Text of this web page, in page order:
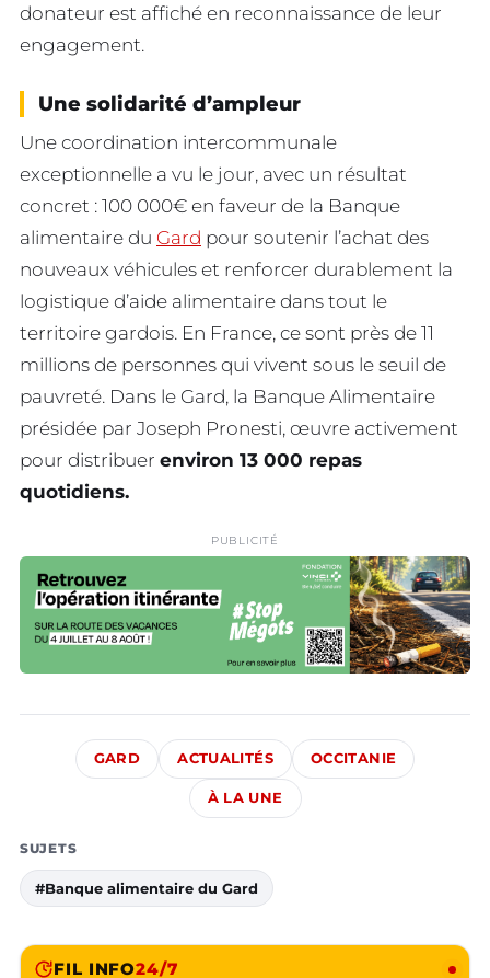
donateur est affiché en reconnaissance de leur
engagement.
Une solidarité d’ampleur
Une coordination intercommunale
exceptionnelle a vu le jour, avec un résultat
concret : 100 000€ en faveur de la Banque
alimentaire du Gard pour soutenir l’achat des
nouveaux véhicules et renforcer durablement la
logistique d’aide alimentaire dans tout le
territoire gardois. En France, ce sont près de 11
millions de personnes qui vivent sous le seuil de
pauvreté. Dans le Gard, la Banque Alimentaire
présidée par Joseph Pronesti, œuvre activement
pour distribuer environ 13 000 repas
quotidiens.
PUBLICITÉ
GARD ACTUALITÉS OCCITANIE
À LA UNE
SUJETS
#Banque alimentaire du Gard
FIL INFO24/7